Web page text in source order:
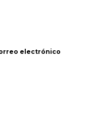
electrónico